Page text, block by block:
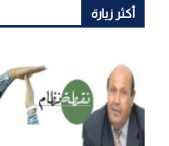
أكثر زيارة